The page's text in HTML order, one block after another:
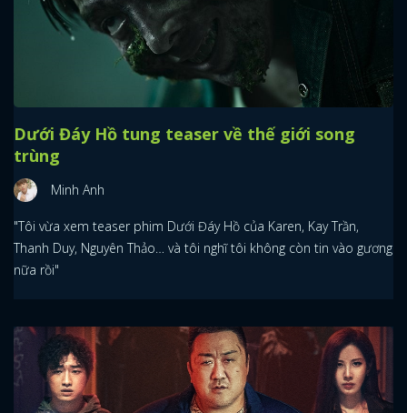
Dưới Đáy Hồ tung teaser về thế giới song
trùng
Minh Anh
"Tôi vừa xem teaser phim Dưới Đáy Hồ của Karen, Kay Trần,
Thanh Duy, Nguyên Thảo… và tôi nghĩ tôi không còn tin vào gương
nữa rồi"